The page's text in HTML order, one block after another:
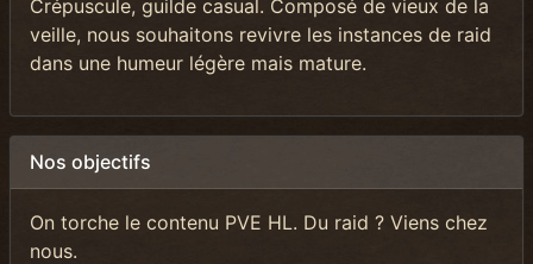
Crépuscule, guilde casual. Composé de vieux de la
veille, nous souhaitons revivre les instances de raid
dans une humeur légère mais mature.
Nos objectifs
On torche le contenu PVE HL. Du raid ? Viens chez
nous.